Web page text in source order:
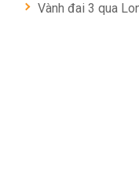
Vành đai 3 qua